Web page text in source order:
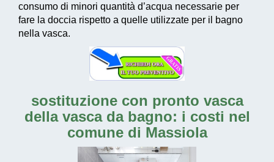
consumo di minori quantità d’acqua necessarie per
fare la doccia rispetto a quelle utilizzate per il bagno
nella vasca.
sostituzione con pronto vasca
della vasca da bagno: i costi nel
comune di Massiola